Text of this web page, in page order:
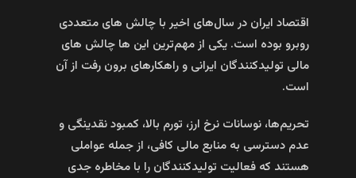
اقتصاد ایران در سال‌های اخیر با چالش‌ های متعددی
روبرو بوده است. یکی از مهم‌ترین این ها چالش‌ های
مالی تولیدکنندگان ایرانی و راهکارهای برون‌ رفت از آن
است.
تحریم‌ها، نوسانات نرخ ارز، تورم بالا، کمبود نقدینگی و
عدم دسترسی به منابع مالی کافی، از جمله عواملی
هستند که فعالیت تولیدکنندگان را با مخاطره جدی